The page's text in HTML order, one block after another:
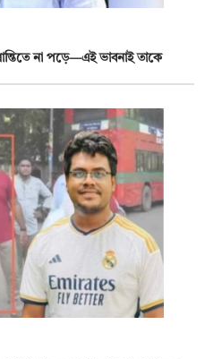
না পড়ে—এই ভাবনাই তাকে